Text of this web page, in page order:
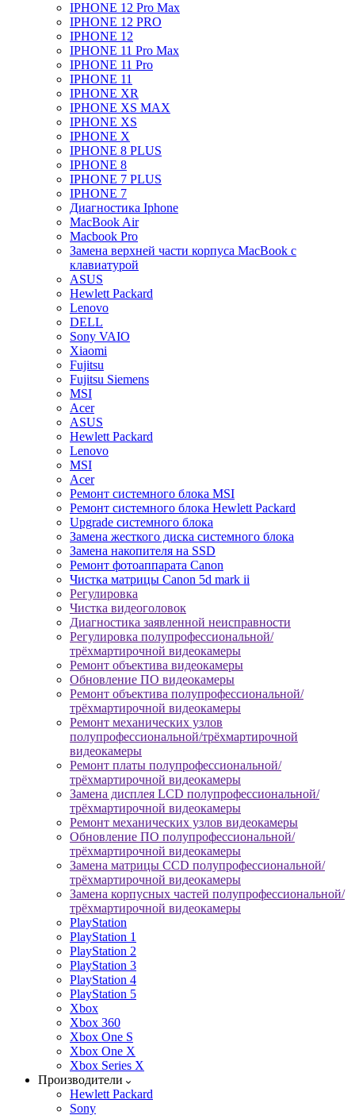
IPHONE 12 Pro Max
IPHONE 12 PRO
IPHONE 12
IPHONE 11 Pro Max
IPHONE 11 Pro
IPHONE 11
IPHONE XR
IPHONE XS MAX
IPHONE XS
IPHONE X
IPHONE 8 PLUS
IPHONE 8
IPHONE 7 PLUS
IPHONE 7
Диагностика Iphone
MacBook Air
Macbook Pro
Замена верхней части корпуса MacBook с
клавиатурой
ASUS
Hewlett Packard
Lenovo
DELL
Sony VAIO
Xiaomi
Fujitsu
Fujitsu Siemens
MSI
Acer
ASUS
Hewlett Packard
Lenovo
MSI
Acer
Ремонт системного блока MSI
Ремонт системного блока Hewlett Packard
Upgrade системного блока
Замена жесткого диска системного блока
Замена накопителя на SSD
Ремонт фотоаппарата Canon
Чистка матрицы Canon 5d mark ii
Регулировка
Чистка видеоголовок
Диагностика заявленной неисправности
Регулировка полупрофессиональной/
трёхмартирочной видеокамеры
Ремонт объектива видеокамеры
Обновление ПО видеокамеры
Ремонт объектива полупрофессиональной/
трёхмартирочной видеокамеры
Ремонт механических узлов
полупрофессиональной/трёхмартирочной
видеокамеры
Ремонт платы полупрофессиональной/
трёхмартирочной видеокамеры
Замена дисплея LCD полупрофессиональной/
трёхмартирочной видеокамеры
Ремонт механических узлов видеокамеры
Обновление ПО полупрофессиональной/
трёхмартирочной видеокамеры
Замена матрицы CCD полупрофессиональной/
трёхмартирочной видеокамеры
Замена корпусных частей полупрофессиональной/
трёхмартирочной видеокамеры
PlayStation
PlayStation 1
PlayStation 2
PlayStation 3
PlayStation 4
PlayStation 5
Xbox
Xbox 360
Xbox One S
Xbox One X
Xbox Series X
Производители
Hewlett Packard
Sony